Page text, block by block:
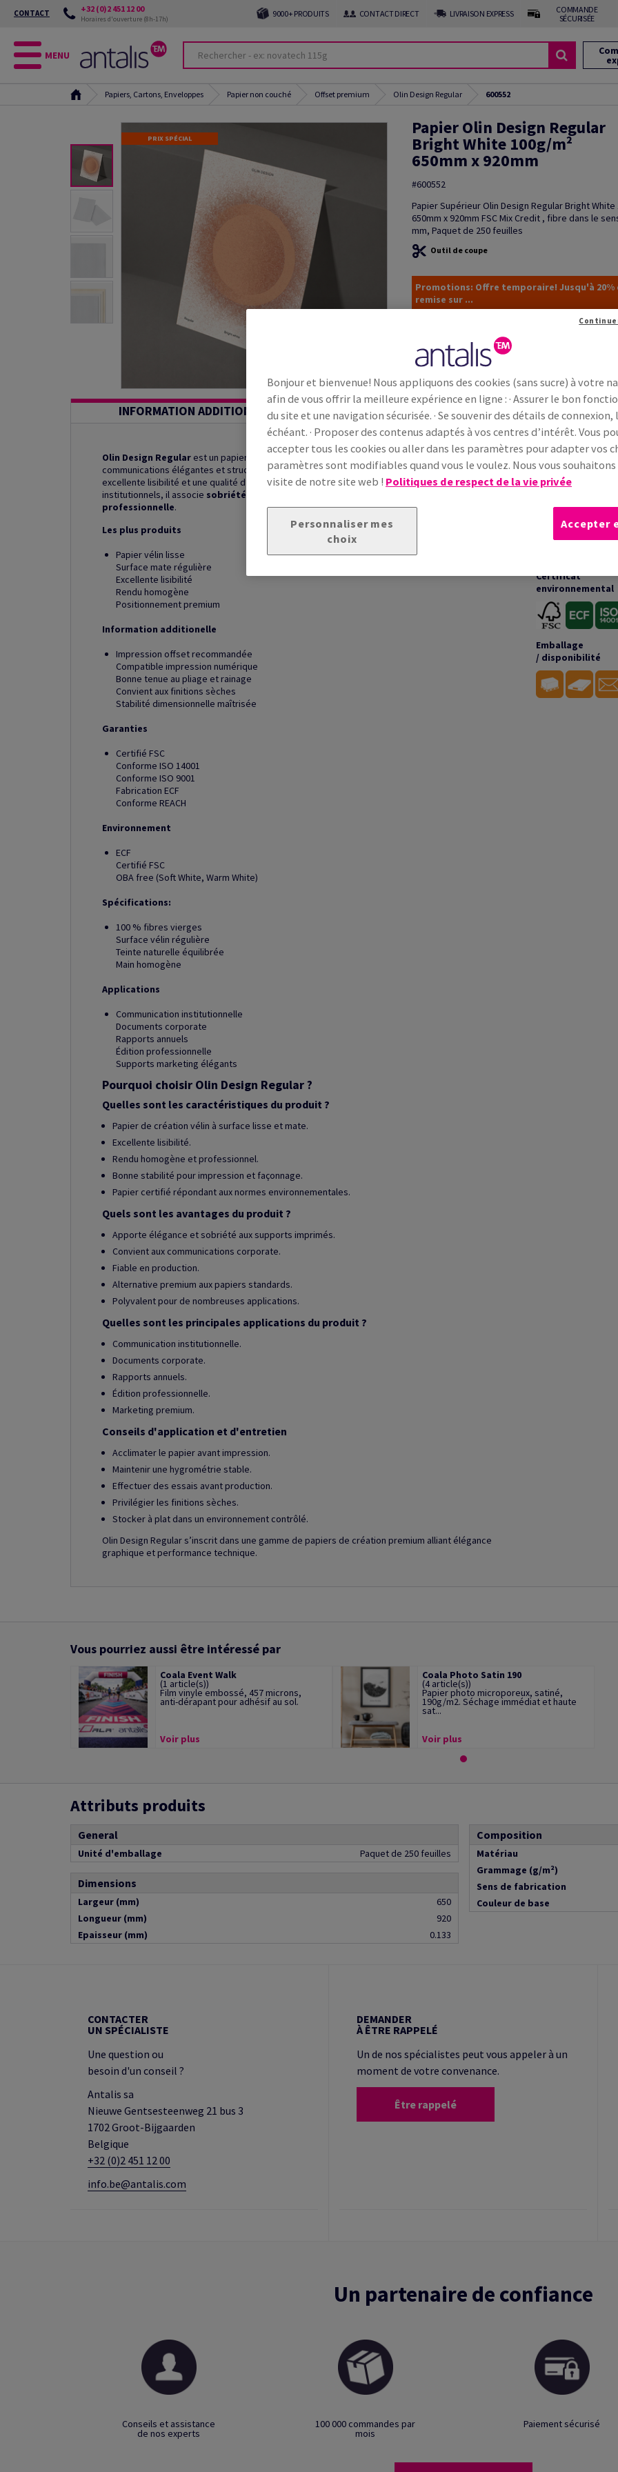
CONTACT +32 (0)2 451 12 00
Horaires d'ouverture (8h-17h) 9000+ PRODUITS CONTACT DIRECT LIVRAISON EXPRESS
COMMANDE
SÉCURISÉE
MENU
Papiers, Cartons, Enveloppes Papier non couché Offset premium Olin Design Regular 600552
PRIX SPÉCIAL
Papier Olin Design Regular
Bright White 100g/m²
650mm x 920mm
#600552
Papier Supérieur Olin Design Regular Bright White
650mm x 920mm FSC Mix Credit , fibre dans le
mm, Paquet de 250 feuilles
Outil de coupe
Promotions: Offre temporaire! Jusqu'à 20%
remise sur ...
INFORMATION ADDITIONNELLE INFORMATIONS TECHNIQUES
Olin Design Regular est un papier de création vélin à la surface lisse et naturelle, conçu pour des
communications élégantes et structurées. Sa teinte équilibrée et son rendu mat garantissent une
excellente lisibilité et une qualité d’impression homogène. Adapté aux projets corporate et
institutionnels, il associe sobriété graphique
professionnelle.
Les plus produits
Papier vélin lisse
Surface mate régulière
Excellente lisibilité
Rendu homogène
Positionnement premium
Information additionelle
Impression offset recommandée
Compatible impression numérique
Bonne tenue au pliage et rainage
Convient aux finitions sèches
Stabilité dimensionnelle maîtrisée
Garanties
Certifié FSC
Conforme ISO 14001
Conforme ISO 9001
Fabrication ECF
Conforme REACH
Environnement
ECF
Certifié FSC
OBA free (Soft White, Warm White)
Spécifications:
100 % fibres vierges
Surface vélin régulière
Teinte naturelle équilibrée
Main homogène
Applications
Communication institutionnelle
Documents corporate
Rapports annuels
Édition professionnelle
Supports marketing élégants
Pourquoi choisir Olin Design Regular ?
Quelles sont les caractéristiques du produit ?
Papier de création vélin à surface lisse et mate.
Excellente lisibilité.
Rendu homogène et professionnel.
Bonne stabilité pour impression et façonnage.
Papier certifié répondant aux normes environnementales.
Quels sont les avantages du produit ?
Apporte élégance et sobriété aux supports imprimés.
Convient aux communications corporate.
Fiable en production.
Alternative premium aux papiers standards.
Polyvalent pour de nombreuses applications.
Quelles sont les principales applications du produit ?
Communication institutionnelle.
Documents corporate.
Rapports annuels.
Édition professionnelle.
Marketing premium.
Conseils d'application et d'entretien
Acclimater le papier avant impression.
Maintenir une hygrométrie stable.
Effectuer des essais avant production.
Privilégier les finitions sèches.
Stocker à plat dans un environnement contrôlé.
Olin Design Regular s’inscrit dans une gamme de papiers de création premium alliant élégance
graphique et performance technique.
Garanties
Impression &
transformation
Certificat
environnemental
Emballage
/ disponibilité
Vous pourriez aussi être intéressé par
Coala Event Walk
(1 article(s))
Film vinyle embossé, 457 microns,
anti-dérapant pour adhésif au sol.
Voir plus
Coala Photo Satin 190
(4 article(s))
Papier photo microporeux, satiné,
190g/m2. Séchage immédiat et haute
sat...
Voir plus
Attributs produits
General
Unité d'emballage Paquet de 250 feuilles
Dimensions
Largeur (mm)
650
Longueur (mm)
920
Epaisseur (mm)
0.133
Composition
Matériau
Grammage (g/m²)
Sens de fabrication
Couleur de base
CONTACTER
UN SPÉCIALISTE
Une question ou
besoin d'un conseil ?
Antalis sa
Nieuwe Gentsesteenweg 21 bus 3
1702 Groot-Bijgaarden
Belgique
+32 (0)2 451 12 00
info.be@antalis.com
DEMANDER
À ÊTRE RAPPELÉ
Un de nos spécialistes peut vous appeler à un
moment de votre convenance.
Être rappelé
Un partenaire de confiance
Conseils et assistance
de nos experts
100 000 commandes par
mois
Paiement sécurisé
Bonjour et bienvenue! Nous appliquons des cookies (sans sucre) à votre
afin de vous offrir la meilleure expérience en ligne : · Assurer le bon
du site et une navigation sécurisée. · Se souvenir des détails de connexion,
échéant. · Proposer des contenus adaptés à vos centres d’intérêt. Vous
accepter tous les cookies ou aller dans les paramètres pour adapter vos
paramètres sont modifiables quand vous le voulez. Nous vous souhaitons
visite de notre site web ! Politiques de respect de la vie privée
Personnaliser mes
choix
Accepter